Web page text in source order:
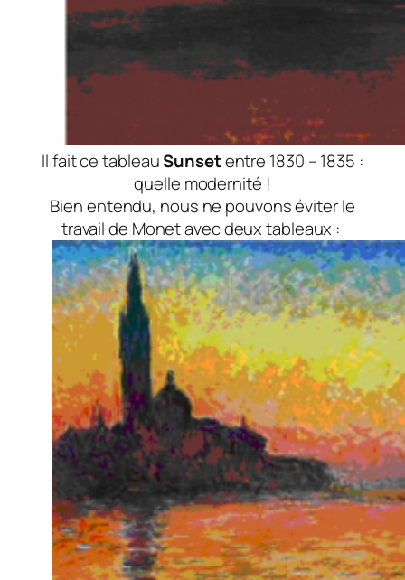
Il fait ce tableauSunsetentre 1830 – 1835 :
quelle modernité !
Bien entendu, nous ne pouvons éviter le
travail de Monet avec deux tableaux :